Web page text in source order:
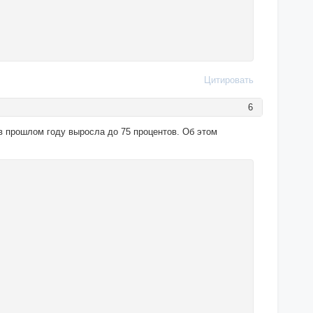
Цитировать
6
прошлом году выросла до 75 процентов. Об этом